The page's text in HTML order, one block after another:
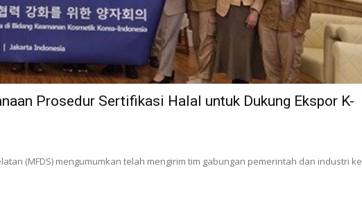
Prosedur Sertifikasi Halal untuk Dukung Ekspor K-
(MFDS) mengumumkan telah mengirim tim gabungan pemerintah dan industri ke